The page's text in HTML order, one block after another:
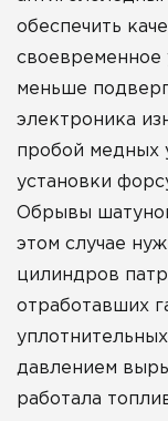
обеспечить
своевременное
меньше
электроника
пробой медных
установки
Обрывы
этом случае
цилиндров
отработавших
давлением
работала